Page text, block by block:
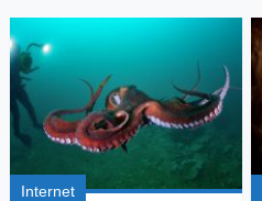
Internet